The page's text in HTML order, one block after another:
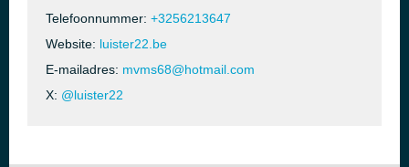
Telefoonnummer: +3256213647
Website: luister22.be
E-mailadres: mvms68@hotmail.com
X: @luister22